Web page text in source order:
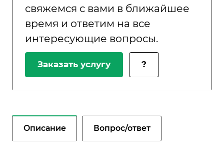
свяжемся с вами в ближайшее
время и ответим на все
интересующие вопросы.
Заказать услугу ?
Описание Вопрос/ответ